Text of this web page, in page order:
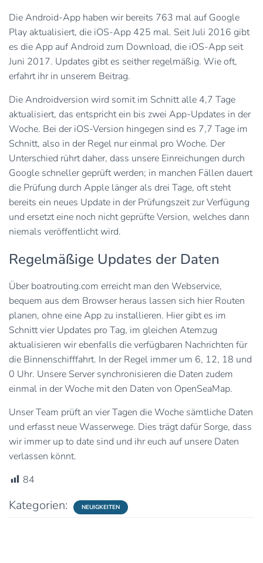
Die Android-App haben wir bereits 763 mal auf Google
Play aktualisiert, die iOS-App 425 mal. Seit Juli 2016 gibt
es die App auf Android zum Download, die iOS-App seit
Juni 2017. Updates gibt es seither regelmäßig. Wie oft,
erfahrt ihr in unserem Beitrag.
Die Androidversion wird somit im Schnitt alle 4,7 Tage
aktualisiert, das entspricht ein bis zwei App-Updates in der
Woche. Bei der iOS-Version hingegen sind es 7,7 Tage im
Schnitt, also in der Regel nur einmal pro Woche. Der
Unterschied rührt daher, dass unsere Einreichungen durch
Google schneller geprüft werden; in manchen Fällen dauert
die Prüfung durch Apple länger als drei Tage, oft steht
bereits ein neues Update in der Prüfungszeit zur Verfügung
und ersetzt eine noch nicht geprüfte Version, welches dann
niemals veröffentlicht wird.
Regelmäßige Updates der Daten
Über boatrouting.com erreicht man den Webservice,
bequem aus dem Browser heraus lassen sich hier Routen
planen, ohne eine App zu installieren. Hier gibt es im
Schnitt vier Updates pro Tag, im gleichen Atemzug
aktualisieren wir ebenfalls die verfügbaren Nachrichten für
die Binnenschifffahrt. In der Regel immer um 6, 12, 18 und
0 Uhr. Unsere Server synchronisieren die Daten zudem
einmal in der Woche mit den Daten von OpenSeaMap.
Unser Team prüft an vier Tagen die Woche sämtliche Daten
und erfasst neue Wasserwege. Dies trägt dafür Sorge, dass
wir immer up to date sind und ihr euch auf unsere Daten
verlassen könnt.
84
Kategorien: NEUIGKEITEN